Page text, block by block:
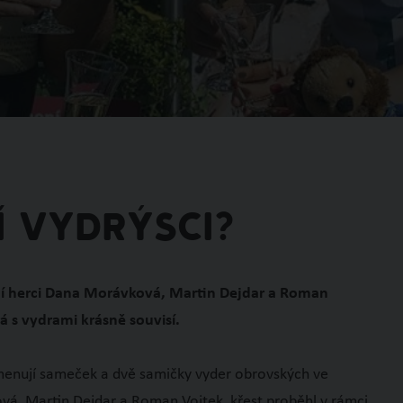
vydrýsci?
Dana Morávková, Martin Dejdar a Roman
vydrami krásně souvisí.
sameček a dvě samičky vyder obrovských ve